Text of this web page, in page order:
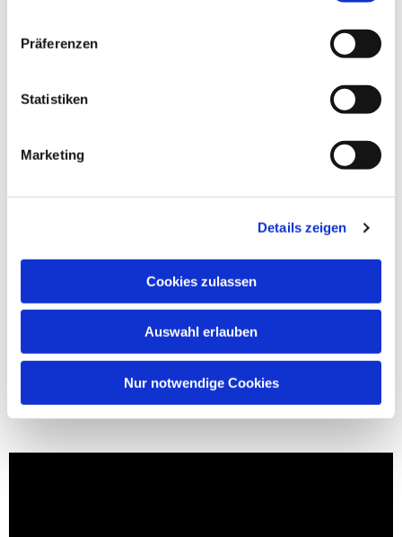
Präferenzen
Statistiken
Marketing
Details zeigen
Cookies zulassen
Auswahl erlauben
Nur notwendige Cookies